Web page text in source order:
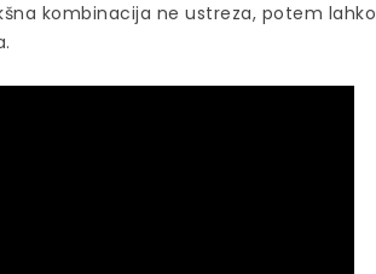
kombinacija ne ustreza, potem lahko